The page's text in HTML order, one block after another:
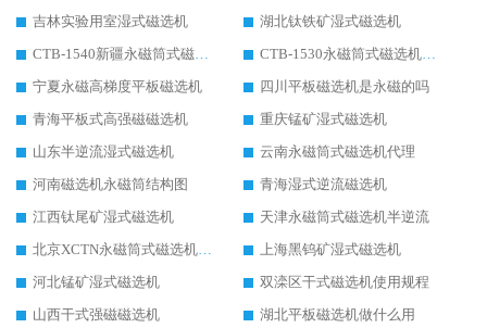
吉林实验用室湿式磁选机
湖北钛铁矿湿式磁选机
CTB-1540新疆永磁筒式磁选机
CTB-1530永磁筒式磁选机代理商
宁夏永磁高梯度平板磁选机
四川平板磁选机是永磁的吗
青海平板式高强磁磁选机
重庆锰矿湿式磁选机
山东半逆流湿式磁选机
云南永磁筒式磁选机代理
河南磁选机永磁筒结构图
青海湿式逆流磁选机
江西钛尾矿湿式磁选机
天津永磁筒式磁选机半逆流
北京XCTN永磁筒式磁选机磁块位置
上海黑钨矿湿式磁选机
河北锰矿湿式磁选机
双滦区干式磁选机使用规程
山西干式强磁磁选机
湖北平板磁选机做什么用